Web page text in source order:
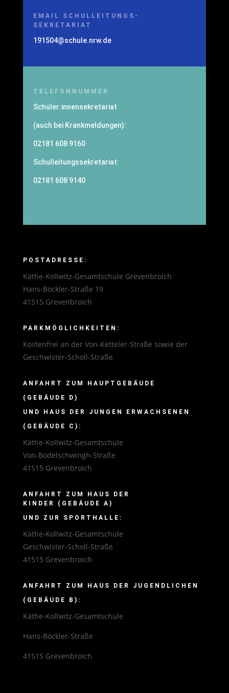
EMAIL SCHULLEITUNGS-
SEKRETARIAT
191504@schule.nrw.de
TELEFONNUMMER
Schüler:innensekretariat
(auch bei Krankmeldungen):
02181 608 9160
Schulleitungssekretariat:
02181 608 9140
POSTADRESSE:
Käthe-Kollwitz-Gesamtschule Grevenbroich
Hans-Böckler-Straße 19
41515 Grevenbroich
PARKMÖGLICHKEITEN:
Kostenfrei an der Von-Ketteler-Straße sowie der
Geschwister-Scholl-Straße
ANFAHRT ZUM HAUPTGEBÄUDE
(GEBÄUDE D)
UND HAUS DER JUNGEN ERWACHSENEN
(GEBÄUDE C):
Käthe-Kollwitz-Gesamtschule
Von-Bodelschwingh-Straße
41515 Grevenbroich
ANFAHRT ZUM HAUS DER
KINDER (GEBÄUDE A)
UND ZUR SPORTHALLE:
Käthe-Kollwitz-Gesamtschule
Geschwister-Scholl-Straße
41515 Grevenbroich
ANFAHRT ZUM HAUS DER JUGENDLICHEN
(GEBÄUDE B):
Käthe-Kollwitz-Gesamtschule
Hans-Böckler-Straße
41515 Grevenbroich